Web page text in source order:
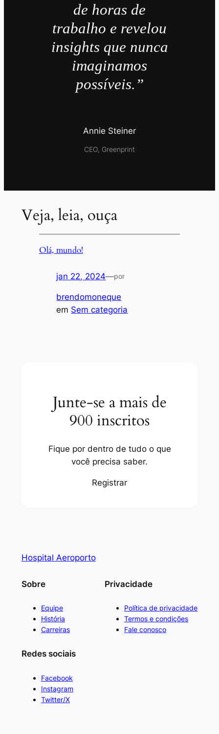
de horas de
trabalho e revelou
insights que nunca
imaginamos
possíveis.”
Annie Steiner
CEO, Greenprint
Veja, leia, ouça
Olá, mundo!
jan 22, 2024—por
brendomoneque
em Sem categoria
Junte-se a mais de
900 inscritos
Fique por dentro de tudo o que
você precisa saber.
Registrar
Hospital Aeroporto
Sobre
Equipe
História
Carreiras
Privacidade
Política de privacidade
Termos e condições
Fale conosco
Redes sociais
Facebook
Instagram
Twitter/X